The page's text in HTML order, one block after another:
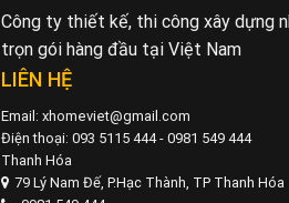
Công ty thiết kế, thi công xây dựng
trọn gói hàng đầu tại Việt Nam
LIÊN HỆ
Email: xhomeviet@gmail.com
Điện thoại: 093 5115 444 - 0981 549 444
Thanh Hóa
79 Lý Nam Đế, P.Hạc Thành, TP Thanh Hóa